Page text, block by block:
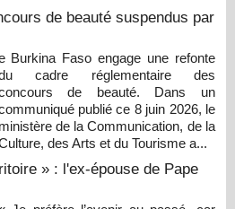
de beauté suspendus par
Burkina Faso engage une refonte
cadre réglementaire des
de beauté. Dans un
publié ce 8 juin 2026, le
ministère de la Communication, de la
des Arts et du Tourisme a...
» : l'ex-épouse de Pape